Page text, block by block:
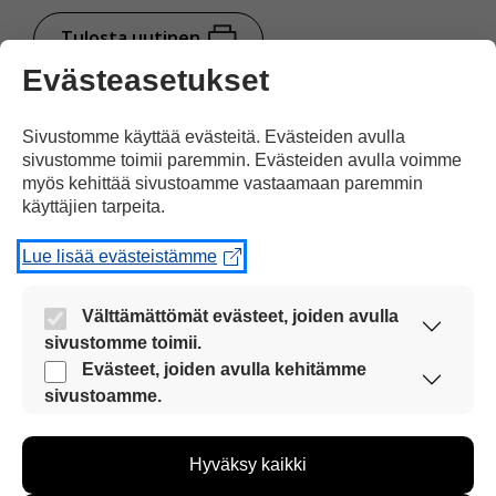
Tulosta uutinen
Jaa Facebookissa
Kommentoi
Voit kirjoittaa mielipiteesi
kommenttilaatikkoon.
Sinun pitää kirjoittaa myös
Evästeasetukset
Sivustomme käyttää evästeitä. Evästeiden avulla
sivustomme toimii paremmin. Evästeiden avulla voimme
myös kehittää sivustoamme vastaamaan paremmin
käyttäjien tarpeita.
Lue lisää evästeistämme
Välttämättömät evästeet, joiden avulla
sivustomme toimii.
Nämä evästeet ovat aina käytössä, jotta
sivustoamme voi käyttää sujuvasti ja turvallisesti.
Evästeet, joiden avulla kehitämme
sivustoamme.
kehittää sivustoamme vastaamaan paremmin
Hyväksy kaikki